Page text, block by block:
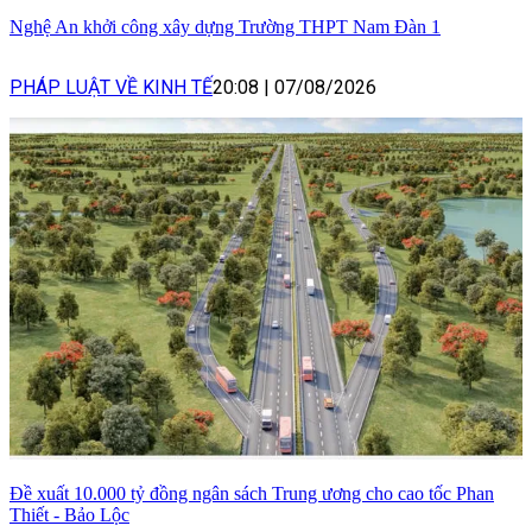
Nghệ An khởi công xây dựng Trường THPT Nam Đàn 1
PHÁP LUẬT VỀ KINH TẾ20:08 | 07/08/2026
Đề xuất 10.000 tỷ đồng ngân sách Trung ương cho cao tốc Phan
Thiết - Bảo Lộc